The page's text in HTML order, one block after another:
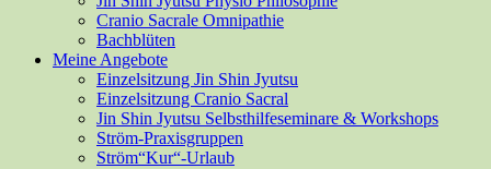
Cranio Sacrale Omnipathie
Bachblüten
Meine Angebote
Einzelsitzung Jin Shin Jyutsu
Einzelsitzung Cranio Sacral
Jin Shin Jyutsu Selbsthilfeseminare & Workshops
Ström-Praxisgruppen
Ström“Kur“-Urlaub